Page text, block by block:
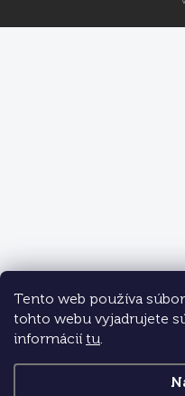
Tento web používa
tohto webu vyjadrujete
informácií tu.